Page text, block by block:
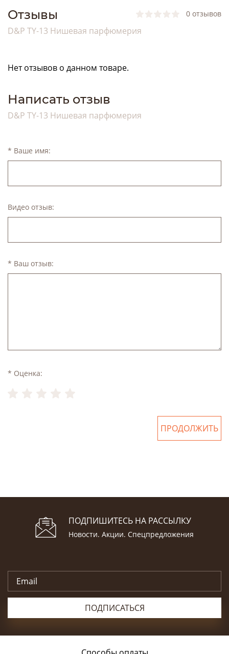
Отзывы
D&P TY-13 Нишевая парфюмерия
0 отзывов
Нет отзывов о данном товаре.
Написать отзыв
D&P TY-13 Нишевая парфюмерия
* Ваше имя:
Видео отзыв:
* Ваш отзыв:
* Оценка:
ПРОДОЛЖИТЬ
ПОДПИШИТЕСЬ НА РАССЫЛКУ
Новости. Акции. Спецпредложения
ПОДПИСАТЬСЯ